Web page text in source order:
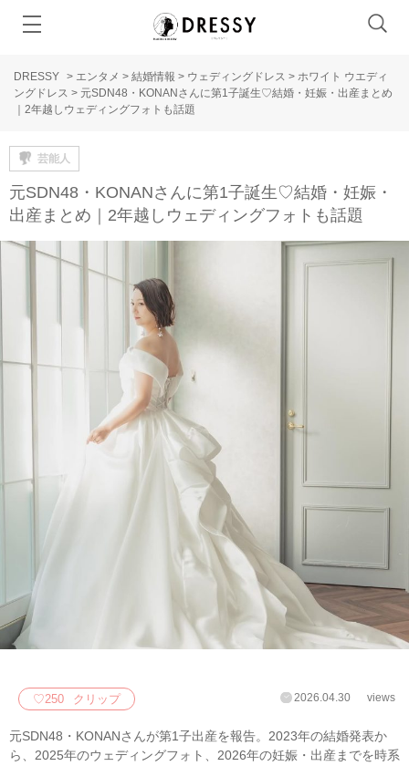
DRESSY > エンタメ > 結婚情報 > ウェディングドレス > ホワイト ウエディ
ングドレス > 元SDN48・KONANさんに第1子誕生♡結婚・妊娠・出産まとめ
｜2年越しウェディングフォトも話題
芸能人
元SDN48・KONANさんに第1子誕生♡結婚・妊娠・
出産まとめ｜2年越しウェディングフォトも話題
♡250 クリップ 2026.04.30 views
元SDN48・KONANさんが第1子出産を報告。2023年の結婚発表か
ら、2025年のウェディングフォト、2026年の妊娠・出産までを時系